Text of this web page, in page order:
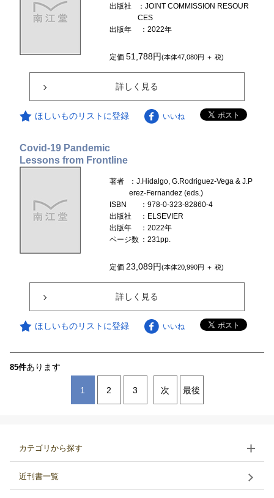
出版社
：JOINT COMMISSION RESOUR
CES
出版年
：2022年
定価51,788円(本体47,080円 ＋ 税)
詳しく見る
ほしいものリストに登録 いいね
Covid-19 Pandemic
Lessons from Frontline
著者
：J.Hidalgo, G.Rodriguez-Vega & J.P
erez-Fernandez (eds.)
ISBN
：978-0-323-82860-4
出版社
：ELSEVIER
出版年
：2022年
ページ数 ：231pp.
定価23,089円(本体20,990円 ＋ 税)
詳しく見る
ほしいものリストに登録 いいね
85件あります
1 2 3 次 最後
カテゴリから探す
近刊書一覧